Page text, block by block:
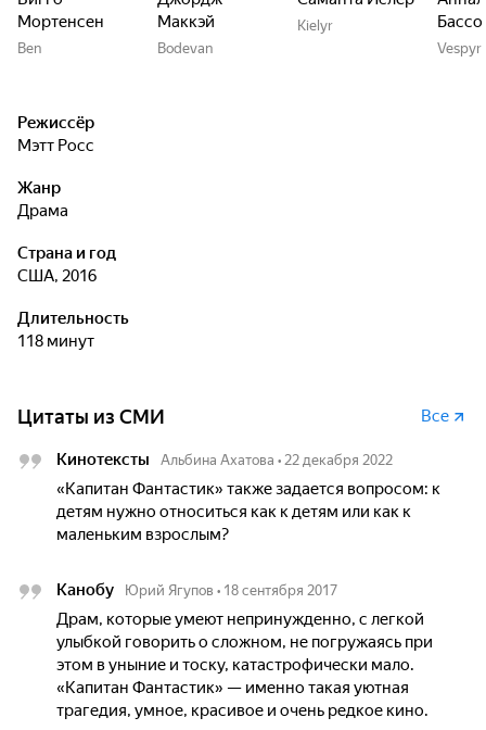
Мортенсен
Ben
Маккэй
Bodevan
Kielyr
Бассо
Vespyr
Режиссёр
Мэтт Росс
Жанр
драма
Страна и год
США, 2016
Длительность
118 минут
Цитаты из СМИ Все
Кинотексты Альбина Ахатова • 22 декабря 2022
«Капитан Фантастик» также задается вопросом: к
детям нужно относиться как к детям или как к
маленьким взрослым?
Канобу Юрий Ягупов • 18 сентября 2017
Драм, которые умеют непринужденно, с легкой
улыбкой говорить о сложном, не погружаясь при
этом в уныние и тоску, катастрофически мало.
«Капитан Фантастик» — именно такая уютная
трагедия, умное, красивое и очень редкое кино.